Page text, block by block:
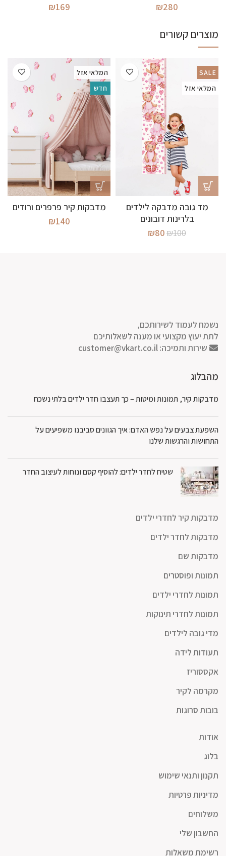
₪280
₪169
מוצרים קשורים
SALE
המלאי אזל
מד גובה מדבקה לילדים
בלרינות דובונים
₪100
המחיר
₪80
המלאי אזל
חדש
מדבקות קיר פרפרים ורודים
₪140
נשמח לעמוד לשירותכם,
לתת יעוץ מקצועי או מענה לשאלותיכם
שירות ותמיכה:customer@vkart.co.il
מהבלוג
מדבקות קיר, תמונות ומיטות – כך תעצבו חדר ילדים בלתי נשכח
השפעת צבעים על נפש האדם: איך הגוונים סביבנו משפיעים על
התחושות והרגשות שלנו
שטיח לחדר ילדים: להוסיף קסם ונוחות לעיצוב החדר
מדבקות קיר לחדרי ילדים
מדבקות לחדר ילדים
מדבקות שם
תמונות ופוסטרים
תמונות לחדרי ילדים
תמונות לחדרי תינוקות
מדי גובה לילדים
תעודות לידה
אקססוריז
מקרמה לקיר
בובות סרוגות
אודות
בלוג
תקנון ותנאי שימוש
מדיניות פרטיות
משלוחים
החשבון שלי
רשימת משאלות